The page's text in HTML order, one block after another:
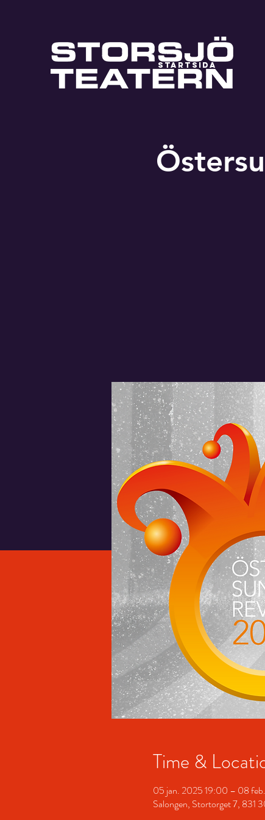
STARTSIDA
Time &
05 jan. 2025 19:00 – 08
Salongen, Stortorget 7, 831